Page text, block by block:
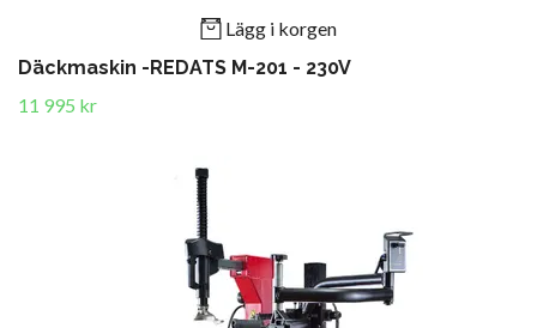
Lägg i korgen
Däckmaskin -REDATS M-201 - 230V
11 995 kr